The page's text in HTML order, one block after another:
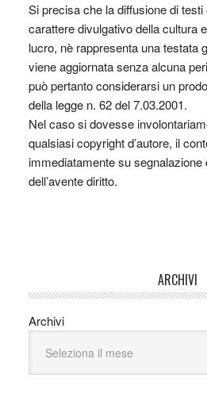
Si precisa che la diffusione di
carattere divulgativo della cultura
lucro, nè rappresenta una testata
viene aggiornata senza alcuna
può pertanto considerarsi un
della legge n. 62 del 7.03.2001.
Nel caso si dovesse
qualsiasi copyright d’autore, il
immediatamente su segnalazione
dell’avente diritto.
ARCHIVI
Archivi